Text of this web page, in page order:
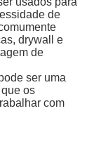
de
drywall e
de
ser uma
os
com